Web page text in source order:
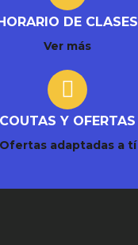
DE CLASES
Ver más
COUTAS Y OFERTAS
Ofertas adaptadas a tí